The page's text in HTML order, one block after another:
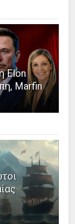
Elon
Marfin